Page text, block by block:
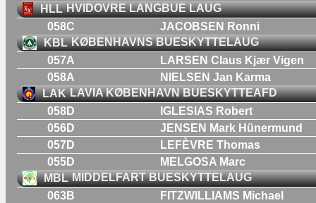
HLL HVIDOVRE LANGBUE LAUG
058C
JACOBSEN Ronni
KBL KØBENHAVNS BUESKYTTELAUG
057A
LARSEN Claus Kjær Vigen
058A
NIELSEN Jan Karma
LAK LAVIA KØBENHAVN BUESKYTTEAFD
058D
IGLESIAS Robert
056D
JENSEN Mark Hünermund
057D
LEFÈVRE Thomas
055D
MELGOSA Marc
MBL MIDDELFART BUESKYTTELAUG
063B
FITZWILLIAMS Michael